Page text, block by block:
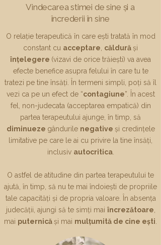
Vindecarea stimei de sine și a
încrederii în sine
O relație terapeutică în care ești tratată în mod
constant cu acceptare căldurăși
înțelegere (vizavi de orice trăiești) va avea
efecte benefice asupra felului în care tu te
tratezi pe tine însăți. În termeni simpli, poți să îl
vezi ca pe un efect de “contagiune”. În acest
fel, non-judecata (acceptarea empatică) din
partea terapeutului ajunge, în timp, să
diminueze gândurile negative și credințele
limitative pe care le ai cu privire la tine însăți,
inclusiv autocritica.
O astfel de atitudine din partea terapeutului te
ajută, în timp, să nu te mai îndoiești de propriile
tale capacități și de propria valoare. În absența
judecății, ajungi să te simți mai încrezătoare
mai puternicăși mai mulțumită de cine ești